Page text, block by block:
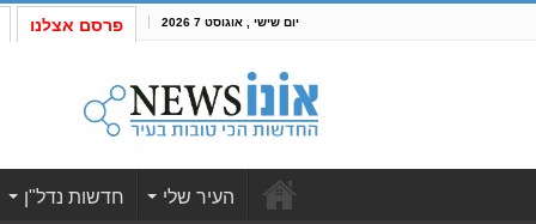
יום שישי , אוגוסט 7 2026 פרסם אצלנו
העיר שלי חדשות נדל"ן